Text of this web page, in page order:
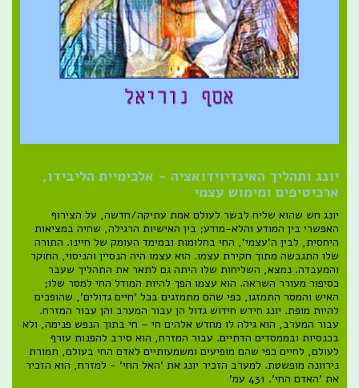
יונג ותהליך האינדיוידואציה - אלכימיית הליבידו,
ארכיטיפים ומימוש עצמי
יונג חש שהוא שליח לבשר לעולם אמת עתיקה/חדשה, על הצירוף
האפשרי בין המודע והלא-מודע; בין האישיות הרגילה, שחיה במציאות
היחסית, לבין ה'עצמי', החי בחלומות ובמימד העומק של חיינו. התורה
שלו התגבשה מתוך חקירת עצמו. הוא עצמו היה הנסיין והניסוי, החוקר
והמעבדה. נמצא, השליחות שלו היתה גם לתאר את התהליך שעבר
כסיפור מעורר השראה. הוא עצמו הפך להיות המודל החי למסר שלו;
האיש והמסר התמזגו, כפי שהם מתמזגים בכל 'חיים גדולים', שהופכים
להיות מופת. יונג חידש חידוש גדול הן עבור המערב והן עבור המזרח.
עבור המערב, הוא גילה לו מחדש אלהים חי – חי בתוך הנפש פנימה, ולא
בכנסיות ובממסדים הדתיים. עבור המזרח, הוא סירב להפנות עורף
לעולם, לחיים כפי שהם מופיעים ומשמעותיים לאדם החי בעולם, תמורת
נירוונה מופשטת. למערב הזכיר יונג את 'האל החי' - למזרח, הוא הזכיר
את 'האדם החי'. 431 עמ'